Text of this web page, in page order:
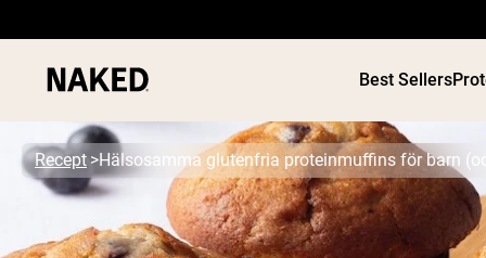
Best Sellers
Recept Hälsosamma glutenfria proteinmuffins för barn